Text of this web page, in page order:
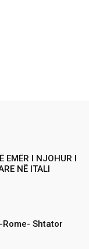
EMËR I NJOHUR I
NË ITALI
Shtator